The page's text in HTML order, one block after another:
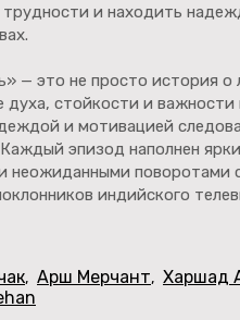
трудности и находить
— это не просто история
духа, стойкости и
и мотивацией
Каждый эпизод наполнен
неожиданными поворотами
индийского
, Арш Мерчант, Харшад